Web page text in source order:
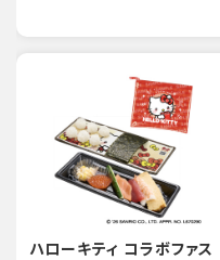
ハローキティ コラボファス